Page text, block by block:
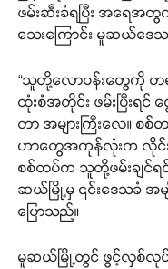
ဖမ်းဆီးခံရပြီး အရေအတွ
သေးကြောင်း မူဆယ်ဒေသ
“သူတို့လောပန်းတွေကို တ
ထုံးစံအတိုင်း ဖမ်းပြီးရင်
တာ အများကြီးလေ။ စစ်
ဟာတွေအကုန်လုံးက လိုင်းက
စစ်တပ်က သူတို့ဖမ်းချင်ရင်
ဆယ်မြို့မှ ၎င်းဒေသခံ အ
ပြောသည်။
မူဆယ်မြို့တွင် ဖွင့်လှစ်လုပ်